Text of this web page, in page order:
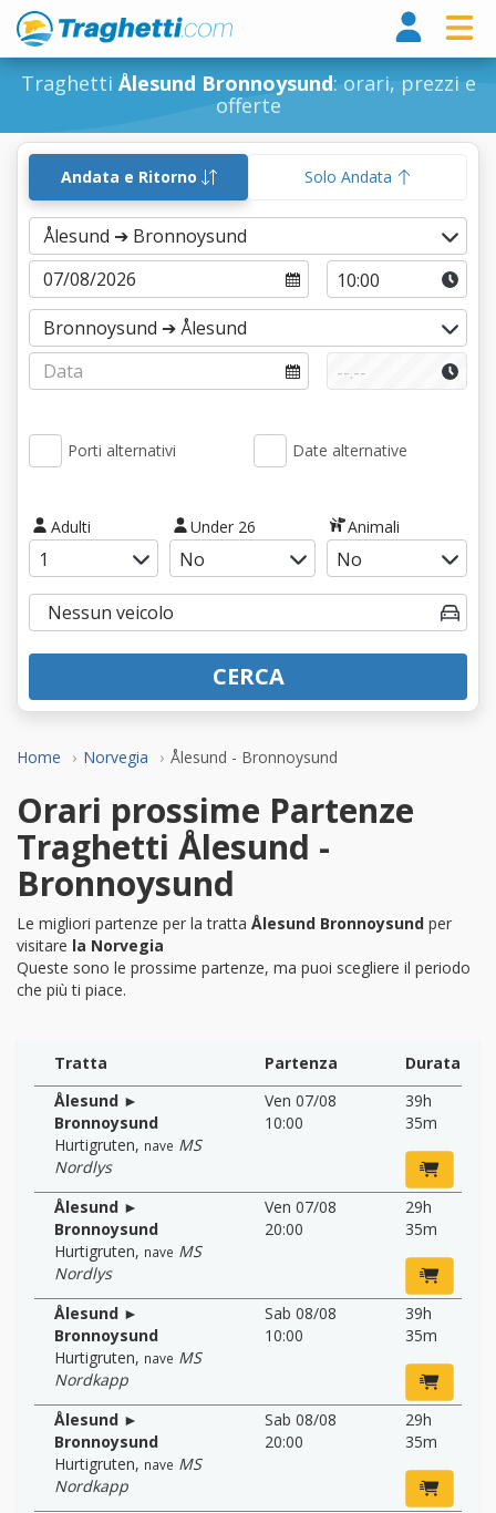
Traghetti Ålesund Bronnoysund: orari, prezzi e
offerte
Home Norvegia Ålesund - Bronnoysund
Andata e Ritorno Solo Andata
Porti alternativi Date alternative
Adulti Under 26 Animali
CERCA
Orari prossime Partenze
Traghetti Ålesund -
Bronnoysund
Le migliori partenze per la tratta Ålesund Bronnoysund per
visitare la Norvegia
Queste sono le prossime partenze, ma puoi scegliere il periodo
che più ti piace.
Tratta Partenza
Durata
Ålesund ►
Bronnoysund
Hurtigruten, nave MS
Nordlys
Ven 07/08
10:00
39h
35m
Ålesund ►
Bronnoysund
Hurtigruten, nave MS
Nordlys
Ven 07/08
20:00
29h
35m
Ålesund ►
Bronnoysund
Hurtigruten, nave MS
Nordkapp
Sab 08/08
10:00
39h
35m
Ålesund ►
Bronnoysund
Hurtigruten, nave MS
Nordkapp
Sab 08/08
20:00
29h
35m